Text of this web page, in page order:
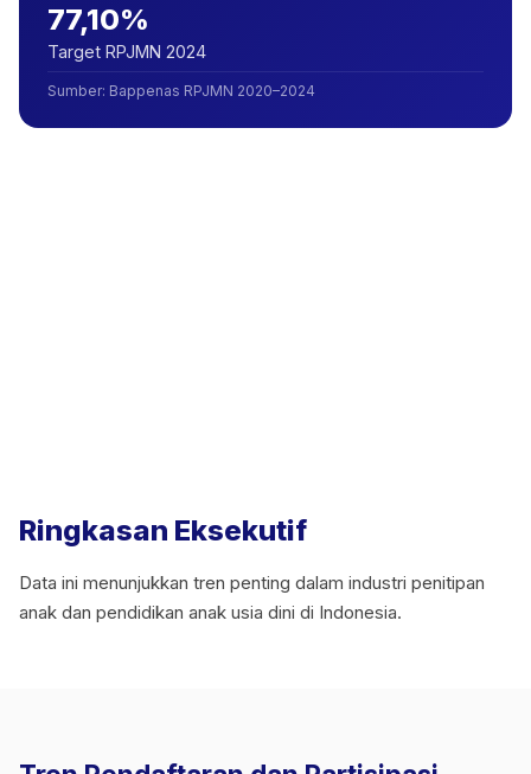
77,10%
Target RPJMN 2024
Sumber: Bappenas RPJMN 2020–2024
Ringkasan Eksekutif
Data ini menunjukkan tren penting dalam industri penitipan
anak dan pendidikan anak usia dini di Indonesia.